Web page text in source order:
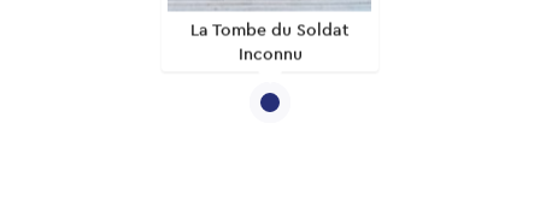
La Tombe du Soldat
Inconnu